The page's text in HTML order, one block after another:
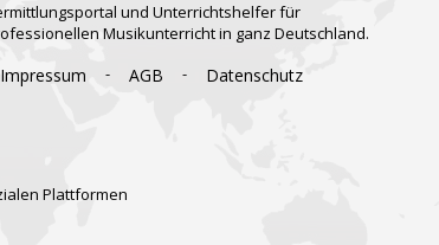
und Unterrichtshelfer für
Musikunterricht in ganz Deutschland.
Impressum - AGB - Datenschutz
Plattformen